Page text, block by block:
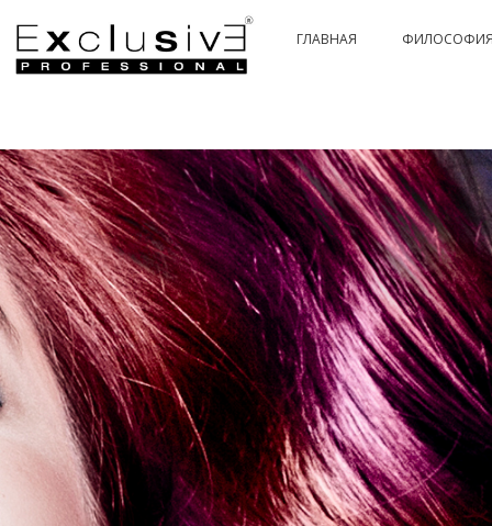
ГЛАВНАЯ
PASSION & COLOR HI-TECH
PASSIONEX